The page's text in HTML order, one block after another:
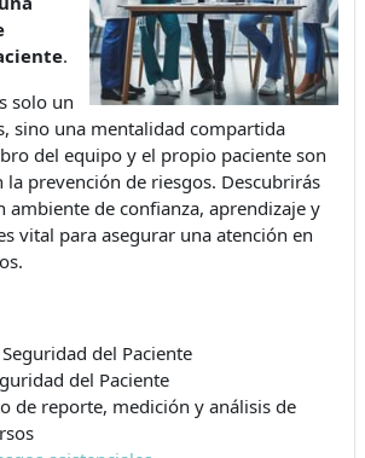
.
solo un
sino una mentalidad compartida
del equipo y el propio paciente son
la prevención de riesgos. Descubrirás
de confianza, aprendizaje y
vital para asegurar una atención en
del Paciente
del Paciente
de reporte, medición y análisis de